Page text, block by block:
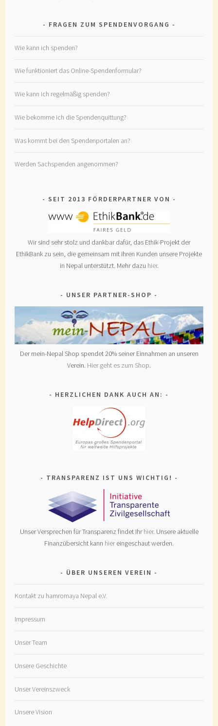
FRAGEN ZUM SPENDENVORGANG
Wie kann ich spenden?
Wie funktioniert das Online-Spendenformular?
Wie kann ich regelmäßig spenden?
Wie bekomme ich die Spendenquittung?
Was kommt bei den Spendenportalen an?
Werden Sachspenden angenommen?
SEIT 2013 FÖRDERPARTNER VON
Wir sind sehr stolz und dankbar dafür, das Ethik-Projekt der
EthikBank zu sein, die gemeinsam mit ihren Kunden unsere Projekte
in Nepal unterstützt. Mehr dazu hier.
UNSER PARTNER-SHOP
Der mein-Nepal Shop spendet 20% seiner Einnahmen an unseren
Verein. Hier geht es zum Shop.
HERZLICHEN DANK AUCH AN:
TRANSPARENZ IST UNS WICHTIG!
Unser Versprechen für Transparenz findet Ihrhier. Unsere aktuelle
Finanzübersicht kann hiereingeschaut werden.
ÜBER UNSEREN VEREIN
Kontakt zu hamromaya Nepal e.V.
Impressum
Unser Team
Unsere Geschichte
Unser Vereinszweck
Unsere Vision